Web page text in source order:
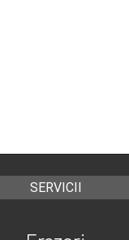
SERVICII